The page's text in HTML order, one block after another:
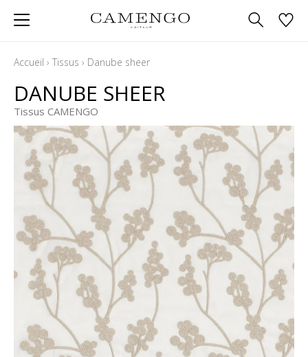
Accueil › Tissus › Danube sheer
DANUBE SHEER
Tissus CAMENGO